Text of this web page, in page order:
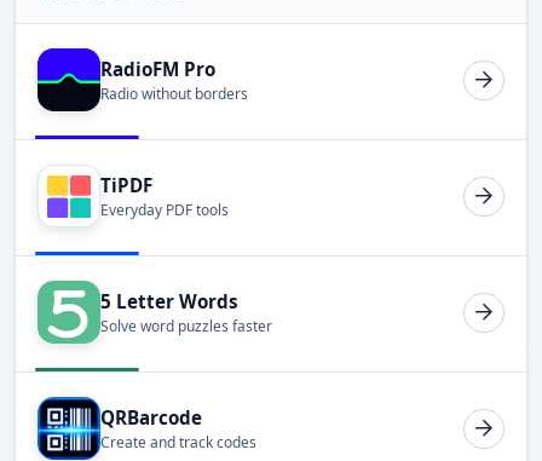
RadioFM Pro
Radio without borders
TiPDF
Everyday PDF tools
5 Letter Words
Solve word puzzles faster
QRBarcode
Create and track codes